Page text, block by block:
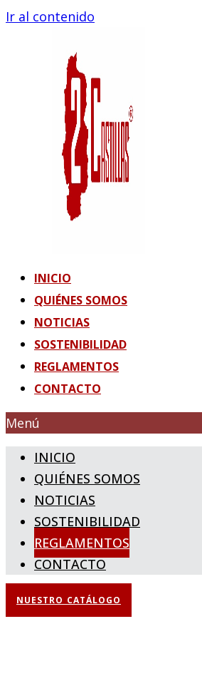
Ir al contenido
INICIO
QUIÉNES SOMOS
NOTICIAS
SOSTENIBILIDAD
REGLAMENTOS
CONTACTO
Menú
INICIO
QUIÉNES SOMOS
NOTICIAS
SOSTENIBILIDAD
REGLAMENTOS
CONTACTO
NUESTRO CATÁLOGO